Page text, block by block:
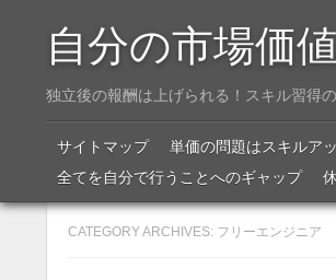
自分の市場価
独立後の報酬は上げられる！スキル習得
Menu
SKIP TO CONTENT
サイトマップ 単価の問題はスキルア
全てを自分で行うことへのギャップ
CATEGORY ARCHIVES: フリーエンジニア